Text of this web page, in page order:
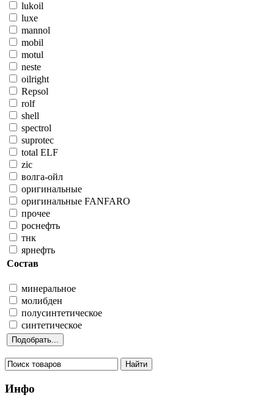
lukoil
luxe
mannol
mobil
motul
neste
oilright
Repsol
rolf
shell
spectrol
suprotec
total ELF
zic
волга-ойл
оригинальные
оригинальные FANFARO
прочее
роснефть
тнк
ярнефть
Состав
минеральное
молибден
полусинтетическое
синтетическое
Инфо